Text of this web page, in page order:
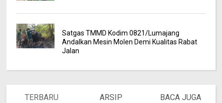
Satgas TMMD Kodim 0821/Lumajang
Andalkan Mesin Molen Demi Kualitas Rabat
Jalan
TERBARU ARSIP BACA JUGA